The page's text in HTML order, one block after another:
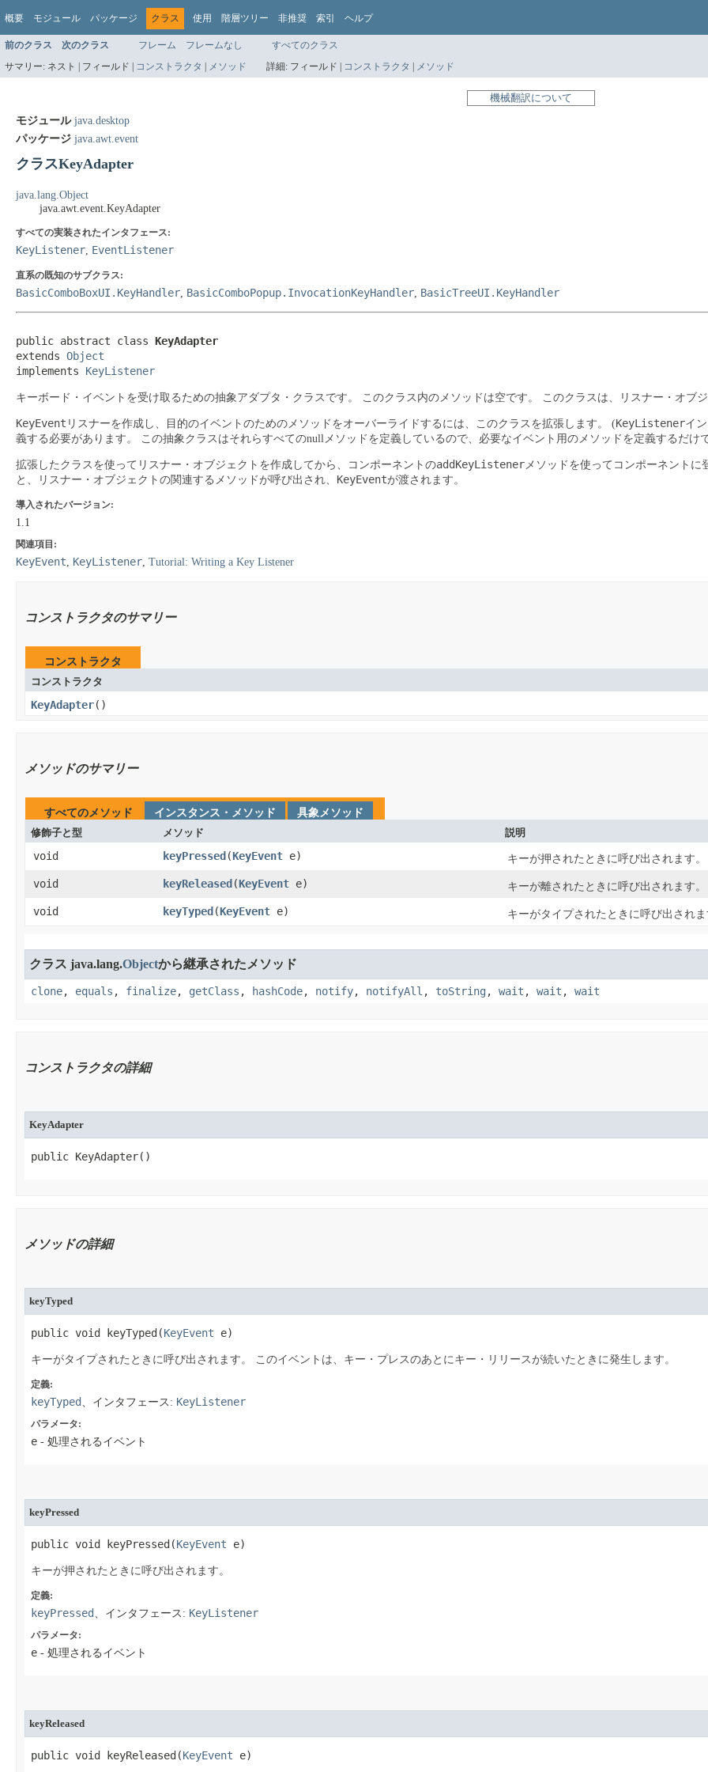
概要 モジュール パッケージ クラス 使用 階層ツリー 非推奨 索引 ヘルプ
前のクラス 次のクラス フレーム フレームなし
すべてのクラス
サマリー: ネスト | フィールド | コンストラクタ | メソッド 詳細: フィールド | コンストラクタ | メソッド
機械翻訳について
モジュール java.desktop
パッケージ java.awt.event
クラスKeyAdapter
java.lang.Object
java.awt.event.KeyAdapter
すべての実装されたインタフェース:
KeyListener, EventListener
直系の既知のサブクラス:
BasicComboBoxUI.KeyHandler, BasicComboPopup.InvocationKeyHandler, BasicTreeUI.KeyHandler
public abstract class KeyAdapter
extends Object
implements KeyListener
キーボード・イベントを受け取るための抽象アダプタ・クラスです。 このクラス内のメソッドは空です。 このクラスは、リスナー・オブ
KeyEvent リスナーを作成し、目的のイベントのためのメソッドをオーバーライドするには、このクラスを拡張します。 (KeyListenerイ
義する必要があります。
この抽象クラスはそれらすべてのnullメソッドを定義しているので、必要なイベント用のメソッドを定義するだけ
拡張したクラスを使ってリスナー・オブジェクトを作成してから、コンポーネントのaddKeyListenerメソッドを使ってコンポーネントに
と、リスナー・オブジェクトの関連するメソッドが呼び出され、 KeyEventが渡されます。
導入されたバージョン:
1.1
関連項目:
KeyEvent, KeyListener, Tutorial: Writing a Key Listener
コンストラクタのサマリー
コンストラクタ
コンストラクタ
KeyAdapter​()
メソッドのサマリー
すべてのメソッド インスタンス・メソッド
具象メソッド
修飾子と型
メソッド 説明
void keyPressed ​(KeyEvent e) キーが押されたときに呼び出されます。
void keyReleased ​(KeyEvent e) キーが離されたときに呼び出されます。
void keyTyped ​(KeyEvent e) キーがタイプされたときに呼び出され
クラス java.lang.Objectから継承されたメソッド
clone, equals , finalize, getClass , hashCode, notify, notifyAll , toString , wait , wait , wait
コンストラクタの詳細
KeyAdapter
public KeyAdapter​()
メソッドの詳細
keyTyped
public void keyTyped​(KeyEvent e)
キーがタイプされたときに呼び出されます。 このイベントは、キー・プレスのあとにキー・リリースが続いたときに発生します。
定義:
keyTyped 、インタフェース: KeyListener
パラメータ:
e - 処理されるイベント
keyPressed
public void keyPressed​(KeyEvent e)
キーが押されたときに呼び出されます。
定義:
keyPressed 、インタフェース: KeyListener
パラメータ:
e - 処理されるイベント
keyReleased
public void keyReleased​(KeyEvent e)